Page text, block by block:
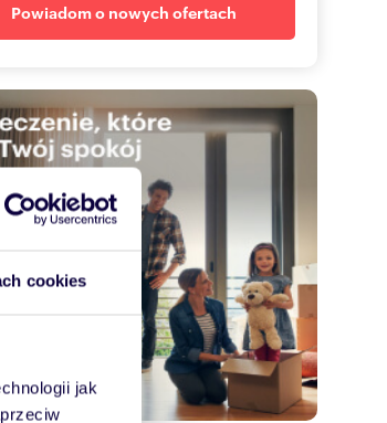
cookies
jak
Powiadom o nowych ofertach